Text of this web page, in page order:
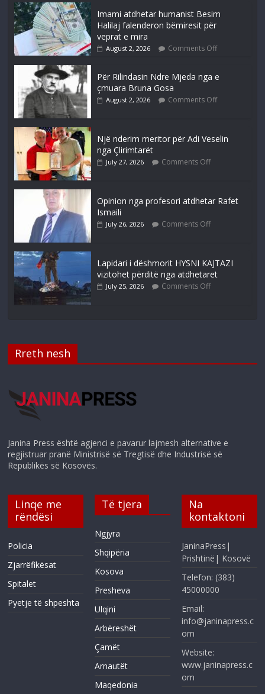
Imami atdhetar humanist Besim
Halilaj falenderon bëmiresit për
veprat e mira
August 2, 2026 Comments Off
Për Rilindasin Ndre Mjeda nga e
çmuara Bruna Gosa
August 2, 2026 Comments Off
Një nderim meritor për Adi Veselin
nga Çlirimtarët
July 27, 2026 Comments Off
Opinion nga profesori atdhetar Rafet
Ismaili
July 26, 2026 Comments Off
Lapidari i dëshmorit HYSNI KAJTAZI
vizitohet përditë nga atdhetaret
July 25, 2026 Comments Off
Rreth nesh
Janina Press është agjenci e pavarur lajmesh alternative e
regjistruar pranë Ministrisë së Tregtisë dhe Industrisë së
Republikës së Kosovës.
Linqe me
rëndësi
Policia
Zjarrëfikësat
Spitalet
Pyetje të shpeshta
Të tjera
Ngjyra
Shqipëria
Kosova
Presheva
Ulqini
Arbëreshët
Çamët
Arnautët
Maqedonia
Na
kontaktoni
JaninaPress|
Prishtinë| Kosovë
Telefon: (383)
45000000
Email:
info@janinapress.c
om
Website:
www.janinapress.c
om